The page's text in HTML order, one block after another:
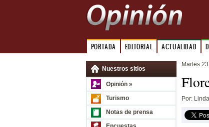
PORTADA EDITORIAL ACTUALIDAD
Nuestros sitios
Opinión »
Turismo
Notas de prensa
Martes
Por: